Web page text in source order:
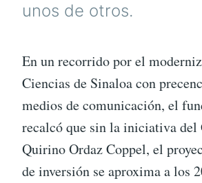
unos de otros.
En un recorrido por el
Ciencias de Sinaloa con
medios de comunicación, el
recalcó que sin la iniciativa del
Quirino Ordaz Coppel, el
de inversión se aproxima a los